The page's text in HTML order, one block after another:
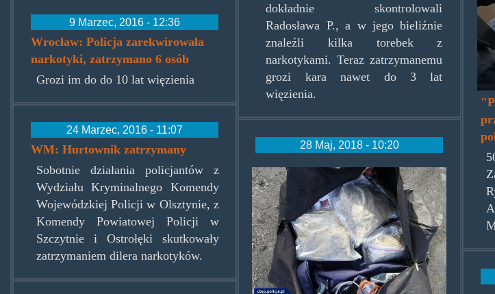
9 Marzec, 2016 - 12:36
Wrocław: Policja zarekwirowała
narkotyki, zatrzymano 6 osób
Grozi im do do 10 lat więzienia
24 Marzec, 2016 - 11:07
WM: Hurtownik zatrzymany
Sobotnie działania policjantów z
Wydziału Kryminalnego Komendy
Wojewódzkiej Policji w Olsztynie, z
Komendy Powiatowej Policji w
Szczytnie i Ostrołęki skutkowały
zatrzymaniem dilera narkotyków.
dokładnie skontrolowali
Radosława P., a w jego bieliźnie
znaleźli kilka torebek z
narkotykami. Teraz zatrzymanemu
grozi kara nawet do 3 lat
więzienia.
28 Maj, 2018 - 10:20
garazzpasleka.jpg